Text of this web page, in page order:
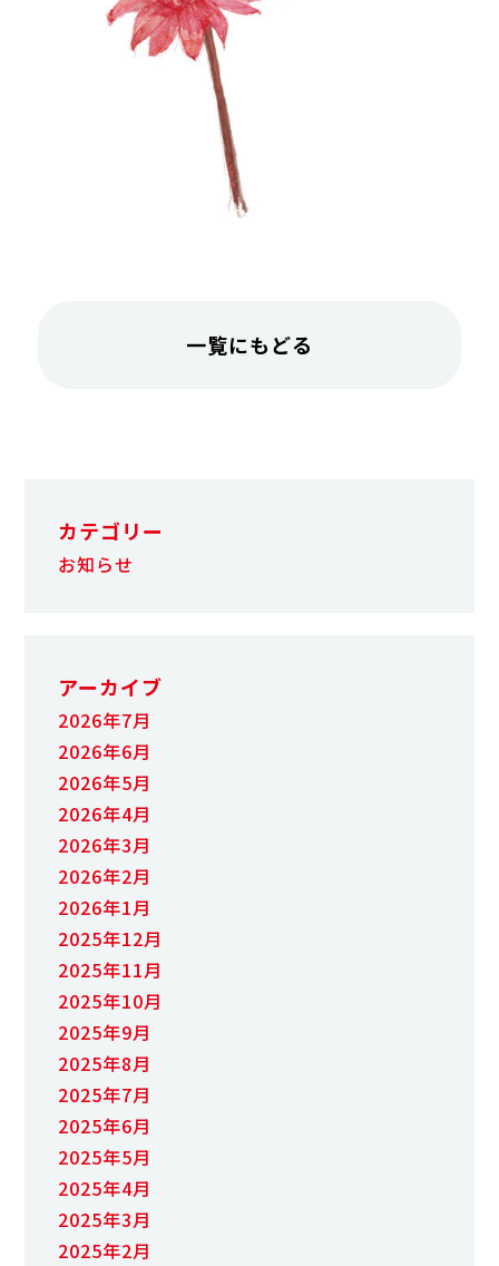
一覧にもどる
カテゴリー
お知らせ
アーカイブ
2026年7月
2026年6月
2026年5月
2026年4月
2026年3月
2026年2月
2026年1月
2025年12月
2025年11月
2025年10月
2025年9月
2025年8月
2025年7月
2025年6月
2025年5月
2025年4月
2025年3月
2025年2月